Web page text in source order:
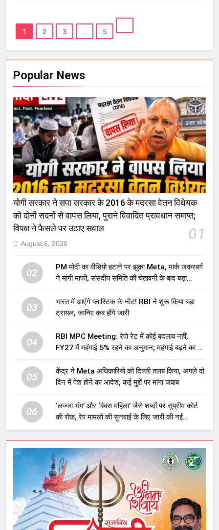
1 2 3 … 5
Popular News
योगी सरकार ने सपा सरकार के 2016 के मदरसा वेतन विधेयक
को दोनों सदनों से वापस लिया, पुराने विवादित प्रावधान समाप्त;
विपक्ष ने फैसले पर उठाए सवाल
01
August 6, 2026
02
PM मोदी का वीडियो हटाने पर झुका Meta, मार्क जकरबर्ग
ने मांगी माफी; संसदीय समिति की चेतावनी के बाद बड़ा
03
भारत में आएंगे प्लास्टिक के नोट! RBI ने शुरू किया बड़ा
ट्रायल, जानिए कब होंगे जारी
04
RBI MPC Meeting: रेपो रेट में कोई बदलाव नहीं,
FY27 में महंगाई 5% रहने का अनुमान; महंगाई बढ़ने का भी
05
केंद्र ने Meta अधिकारियों को दिल्ली तलब किया, अगले दो
दिन में पेश होने का आदेश; कई मुद्दों पर मांगा जवाब
06
‘लज्जा भंग’ और ‘बेबस महिला’ जैसे शब्दों पर सुप्रीम कोर्ट
की रोक, रेप मामलों की सुनवाई के लिए जारी की नई
गाइडलाइंस